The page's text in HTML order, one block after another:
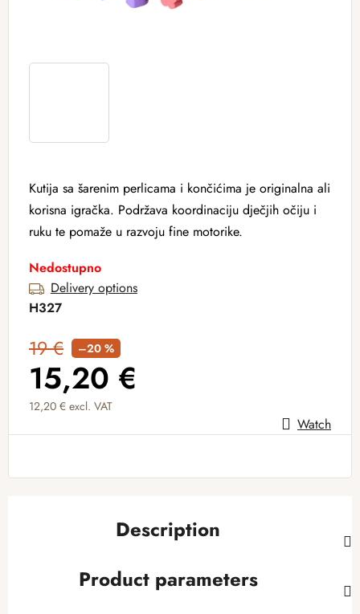
Kutija sa šarenim perlicama i končićima je originalna ali
korisna igračka. Podržava koordinaciju dječjih očiju i
ruku te pomaže u razvoju fine motorike.
Nedostupno
Delivery options
H327
19 € –20 %
15,20 €
12,20 € excl. VAT
Measure price: Watch
Description
Product parameters